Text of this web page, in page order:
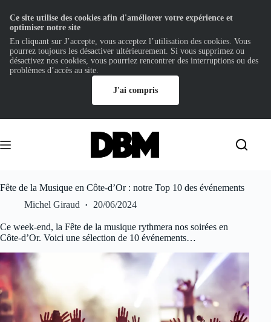
contenu
Fête de la Musique en Côte-d’Or : notre Top 10 des événements
Michel Giraud
20/06/2024
Ce week-end, la Fête de la musique rythmera nos soirées en
Côte-d’Or. Voici une sélection de 10 événements…
Ce site utilise des cookies afin d'améliorer votre expérience et
optimiser notre site
En cliquant sur J’accepte, vous acceptez l’utilisation des cookies. Vous
pourrez toujours les désactiver ultérieurement. Si vous supprimez ou
désactivez nos cookies, vous pourriez rencontrer des interruptions ou des
problèmes d’accès au site.
J'ai compris